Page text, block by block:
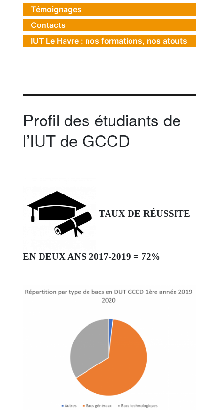
Témoignages
Contacts
IUT Le Havre : nos formations, nos atouts
Profil des étudiants de
l’IUT de GCCD
TAUX DE RÉUSSITE
EN DEUX ANS 2017-2019 = 72%